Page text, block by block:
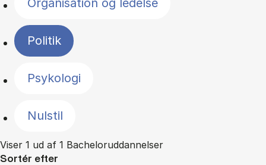
Organisation og ledelse
Politik
Psykologi
Nulstil
Viser 1 ud af 1 Bacheloruddannelser
Sortér efter